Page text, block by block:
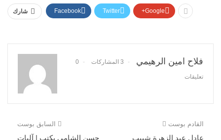
شارك Facebook Twitter Google+
فلاح امين الرهيمي 3 المشاركات 0
تعليقات
السابق بوست
حسن الشامي يكتب | آليات
القادم بوست
عادل عبد الزهرة شبيب